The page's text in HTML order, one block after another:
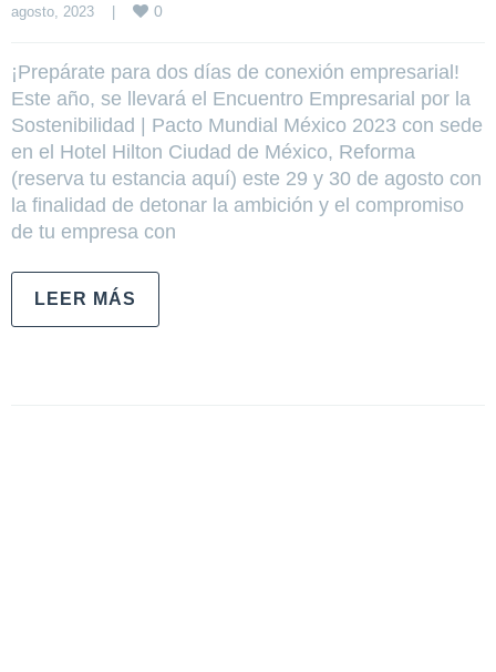
agosto, 2023 | 0
¡Prepárate para dos días de conexión empresarial!
Este año, se llevará el Encuentro Empresarial por la
Sostenibilidad | Pacto Mundial México 2023 con sede
en el Hotel Hilton Ciudad de México, Reforma
(reserva tu estancia aquí) este 29 y 30 de agosto con
la finalidad de detonar la ambición y el compromiso
de tu empresa con
LEER MÁS